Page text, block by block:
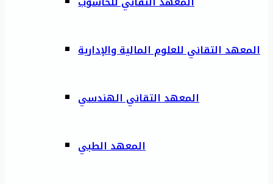
المعهد التقاني للعلوم المالية والإدارية
المعهد التقاني الهندسي
المعهد الطبي